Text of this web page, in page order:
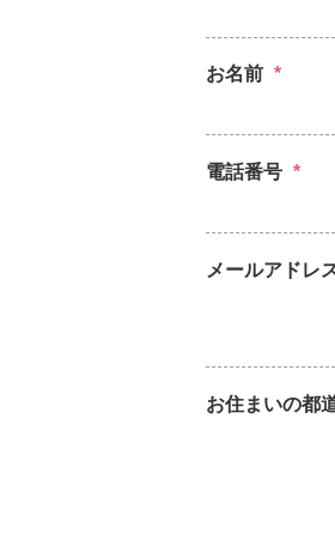
お名前 *
電話番号 *
メールアドレ
お住まいの都